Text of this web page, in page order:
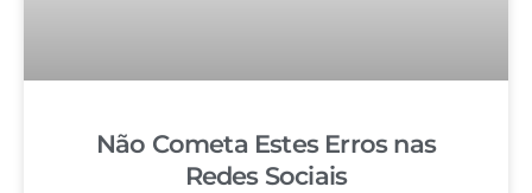
Não Cometa Estes Erros nas
Redes Sociais